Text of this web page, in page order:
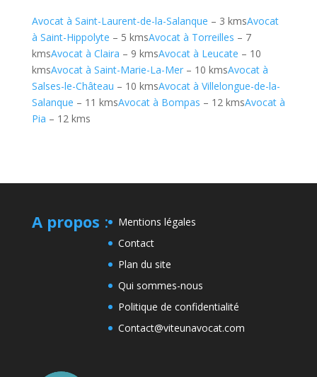
Avocat à Saint-Laurent-de-la-Salanque – 3 kmsAvocat
à Saint-Hippolyte – 5 kmsAvocat à Torreilles – 7
kmsAvocat à Claira – 9 kmsAvocat à Leucate – 10
kmsAvocat à Saint-Marie-La-Mer– 10 kmsAvocat à
Salses-le-Château – 10 kmsAvocat à Villelongue-de-la-
Salanque – 11 kmsAvocat à Bompas – 12 kmsAvocat à
Pia – 12 kms
A propos :
Mentions légales
Contact
Plan du site
Qui sommes-nous
Politique de confidentialité
Contact@viteunavocat.com